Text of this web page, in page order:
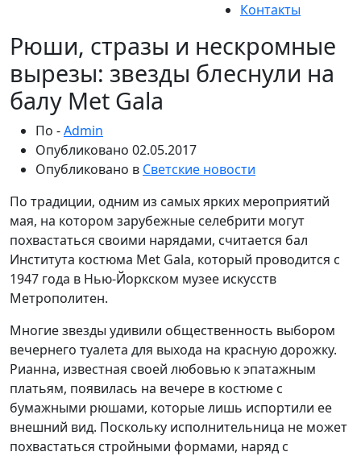
Контакты
Рюши, стразы и нескромные
вырезы: звезды блеснули на
балу Met Gala
По -Admin
Опубликовано 02.05.2017
Опубликовано в Светские новости
По традиции, одним из самых ярких мероприятий
мая, на котором зарубежные селебрити могут
похвастаться своими нарядами, считается бал
Института костюма Met Gala, который проводится с
1947 года в Нью-Йоркском музее искусств
Метрополитен.
Многие звезды удивили общественность выбором
вечернего туалета для выхода на красную дорожку.
Рианна, известная своей любовью к эпатажным
платьям, появилась на вечере в костюме с
бумажными рюшами, которые лишь испортили ее
внешний вид. Поскольку исполнительница не может
похвастаться стройными формами, наряд с